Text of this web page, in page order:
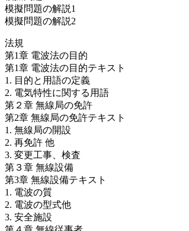
模擬問題の解説1
模擬問題の解説2
法規
第1章 電波法の目的
第1章 電波法の目的テキスト
1. 目的と用語の定義
2. 電気特性に関する用語
第２章 無線局の免許
第2章 無線局の免許テキスト
1. 無線局の開設
2. 再免許 他
3. 変更工事、検査
第３章 無線設備
第3章 無線設備テキスト
1. 電波の質
2. 電波の型式他
3. 安全施設